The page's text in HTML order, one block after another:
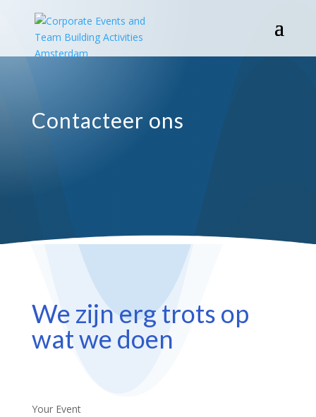
Contacteer ons
We zijn erg trots op
wat we doen
Your Event